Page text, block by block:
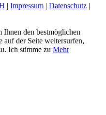
| Impressum | Datenschutz |
Ihnen den bestmöglichen
auf der Seite weitersurfen,
Ich stimme zu Mehr